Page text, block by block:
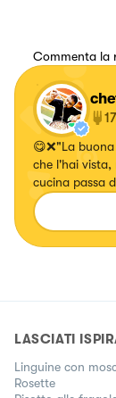
Commenta la
😋❌"La
che l'hai vista,
cucina passa
LASCIATI
Linguine con
Rosette